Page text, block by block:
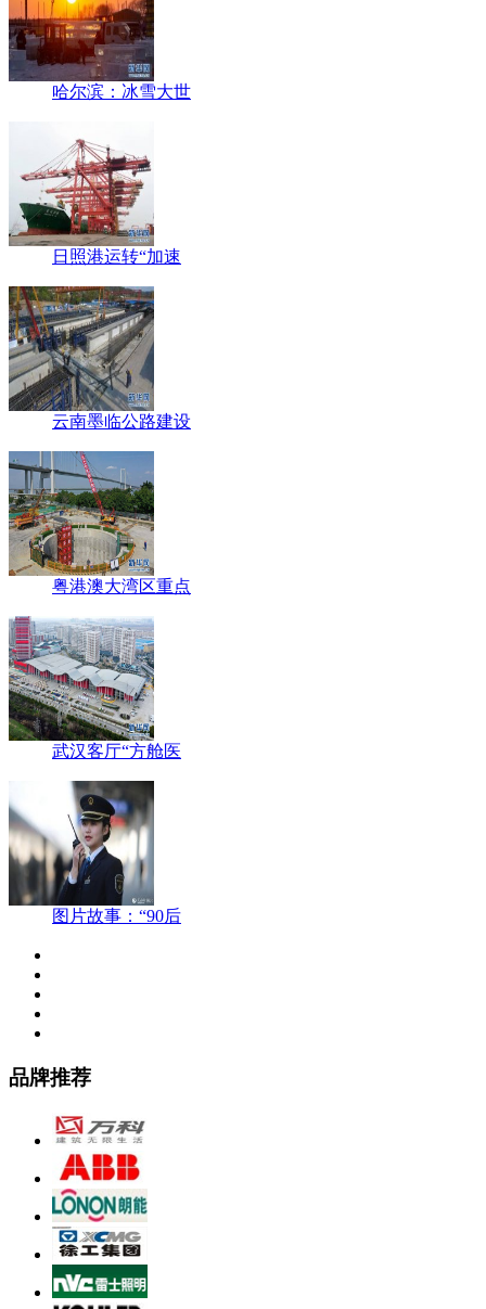
哈尔滨：冰雪大世
日照港运转“加速
云南墨临公路建设
粤港澳大湾区重点
武汉客厅“方舱医
图片故事：“90后
品牌推荐